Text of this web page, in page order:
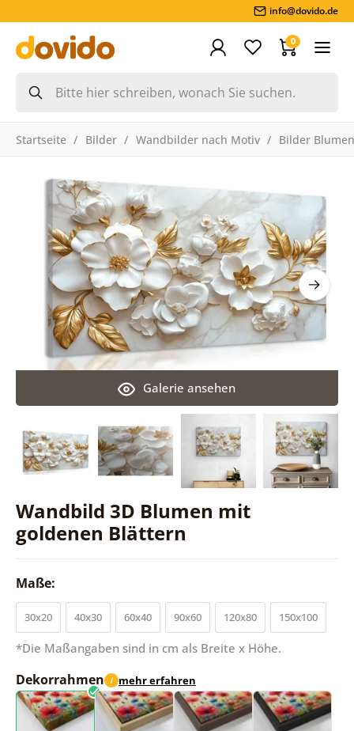
info@dovido.de
0
Startseite Bilder Wandbilder nach Motiv Bilder Blumen
Wandbild 3D Blumen mit
goldenen Blättern
Galerie ansehen
Maße:
30x20 40x30 60x40 90x60 120x80 150x100
*Die Maßangaben sind in cm als Breite x Höhe.
Dekorrahmen i mehr erfahren